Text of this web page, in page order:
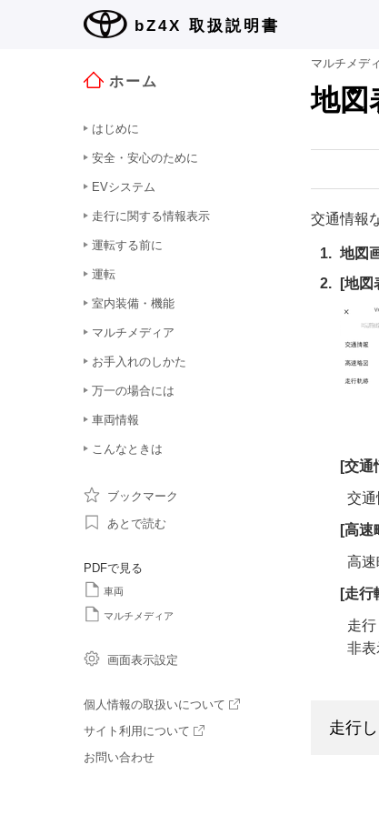
bZ4X 取扱説明書
ホーム
はじめに
安全・安心のために
EVシステム
走行に関する情報表示
運転する前に
運転
室内装備・機能
マルチメディア
お手入れのしかた
万一の場合には
車両情報
こんなときは
ブックマーク
あとで読む
PDFで見る
車両
マルチメディア
画面表示設定
個人情報の取扱いについて
サイト利用について
お問い合わせ
マルチメデ
地図
交通情報
地図
[‍地図
[‍交通
交通
[‍高速
高速
[‍走行
走
非表
走行